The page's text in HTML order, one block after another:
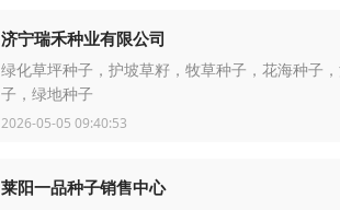
济宁瑞禾种业有限公司
绿化草坪种子，护坡草籽，牧草种子，花海种子
子，绿地种子
2026-05-05 09:40:53
莱阳一品种子销售中心